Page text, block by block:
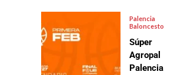
Palencia
Baloncesto
Súper
Agropal
Palencia